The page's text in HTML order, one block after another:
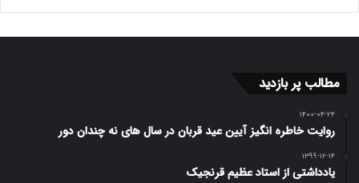
مطالب پر بازدید
۱۴۰۰-۰۴-۲۴
روایت خاطره انگیز آیین عید قربان در سال های نه چندان دور
۱۳۹۹-۱۲-۱۴
یادداشتی از استاد عظیم قرنجیک